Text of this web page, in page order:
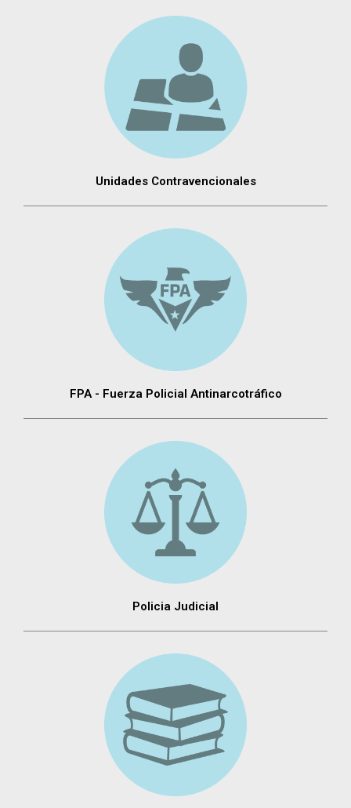
Unidades Contravencionales
FPA - Fuerza Policial Antinarcotráfico
Policia Judicial